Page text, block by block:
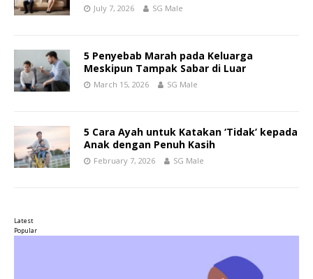
July 7, 2026 SG Male
5 Penyebab Marah pada Keluarga
Meskipun Tampak Sabar di Luar
March 15, 2026 SG Male
5 Cara Ayah untuk Katakan ‘Tidak’ kepada
Anak dengan Penuh Kasih
February 7, 2026 SG Male
Latest
Popular